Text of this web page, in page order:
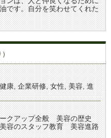
です。自分を笑わせてくれた
康 企業研修 女性 美容 進
ークアップ全般 美容の歴史
容のスタッフ教育 美容進路